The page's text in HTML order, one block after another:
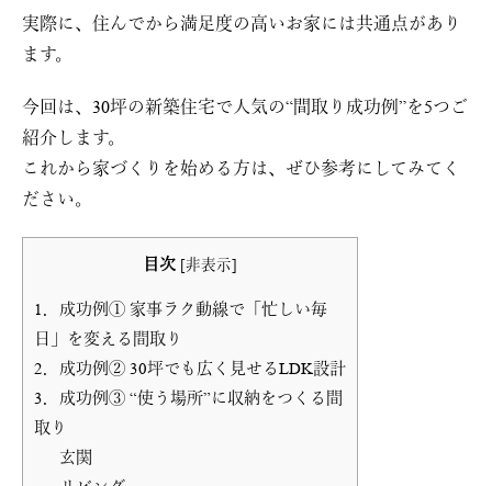
実際に、住んでから満足度の高いお家には共通点があり
ます。
今回は、30坪の新築住宅で人気の“間取り成功例”を5つご
紹介します。
これから家づくりを始める方は、ぜひ参考にしてみてく
ださい。
目次 [非表示]
1．成功例① 家事ラク動線で「忙しい毎
日」を変える間取り
2．成功例② 30坪でも広く見せるLDK設計
3．成功例③ “使う場所”に収納をつくる間
取り
玄関